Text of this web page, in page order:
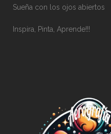
Sueña con los ojos abiertos
Inspira, Pinta, Aprende!!!